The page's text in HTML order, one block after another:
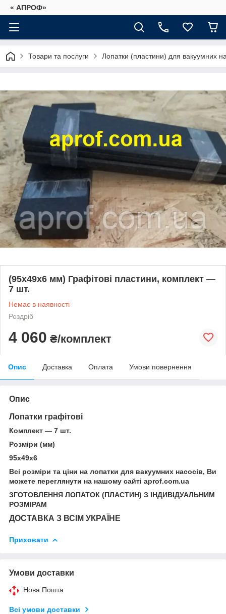
« АПРОФ»
Товари та послуги Лопатки (пластини) для вакуумних
(95х49х6 мм) Графітові пластини, комплект —
7 шт.
Немає в наявності
Роздріб
4 060 ₴/комплект
Опис Доставка Оплата Умови повернення
Опис
Лопатки графітові
Комплект — 7 шт.
Розміри (мм)
95х49х6
Всі розміри та ціни на лопатки для вакуумних насосів, Ви
можете переглянути на нашому сайті aprof.com.ua
ЗГОТОВЛЕННЯ ЛОПАТОК (ПЛАСТИН) З ІНДИВІДУАЛЬНИМ
РОЗМІРАМ
ДОСТАВКА З ВСІМ УКРАЇНЕ
Приховати
Умови доставки
Нова Пошта
Всі умови доставки